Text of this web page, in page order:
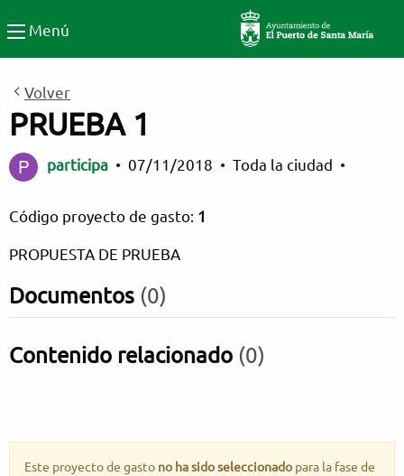
Participa El Puerto de Santa
Menú
Volver
PRUEBA 1
participa • 07/11/2018 • Toda la ciudad •
Código proyecto de gasto: 1
PROPUESTA DE PRUEBA
Documentos (0)
Contenido relacionado (0)
Este proyecto de gasto no ha sido seleccionado para la fase de